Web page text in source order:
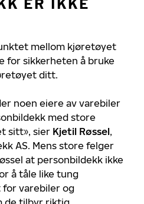
mellom kjøretøyet
for sikkerheten å bruke
ditt.
noen eiere av varebiler
med store
sitt», sier Kjetil Røssel,
AS. Mens store felger
at personbildekk ikke
å tåle like tung
for varebiler og